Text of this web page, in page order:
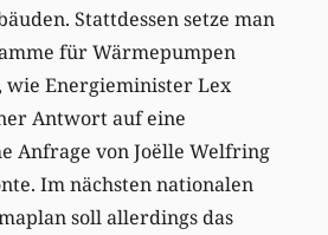
Stattdessen setze man
für Wärmepumpen
wie Energieminister Lex
Antwort auf eine
Anfrage von Joëlle Welfring
Im nächsten nationalen
soll allerdings das